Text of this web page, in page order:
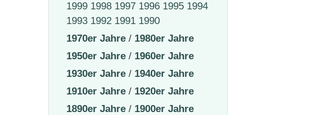
1999 1998 1997 1996 1995 1994
1993 1992 1991 1990
1970er Jahre / 1980er Jahre
1950er Jahre / 1960er Jahre
1930er Jahre / 1940er Jahre
1910er Jahre / 1920er Jahre
1890er Jahre / 1900er Jahre